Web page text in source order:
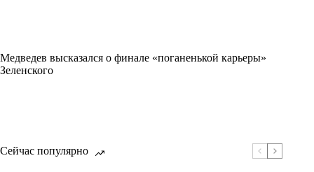
Медведев высказался о финале «поганенькой карьеры»
Зеленского
Сейчас популярно